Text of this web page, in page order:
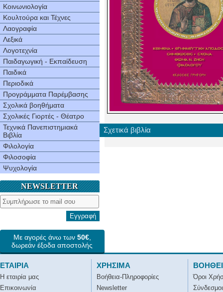
Κοινωνιολογία
Κουλτούρα και Τέχνες
Λαογραφία
Λεξικά
Λογοτεχνία
Παιδαγωγική - Εκπαίδευση
Παιδικά
Περιοδικά
Προγράμματα Παρέμβασης
Σχολικά βοηθήματα
Σχολικές Γιορτές - Θέατρο
Τεχνικά Πανεπιστημιακά
Βιβλία
Φιλολογία
Φιλοσοφία
Ψυχολογία
NEWSLETTER
Εγγραφή
Με αγορές άνω των 50€
δωρεάν έξοδα αποστολής
Σχετικά βιβλία
ΕΤΑΙΡΙΑ
Η εταιρία μας
Επικοινωνία
ΧΡΗΣΙΜΑ
Βοήθεια-Πληροφορίες
Newsletter
Όροι
Σύνδεσμοι